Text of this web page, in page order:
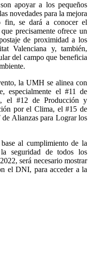
apoyar a los pequeños
novedades para la mejora
fin, se dará a conocer el
precisamente ofrece un
de proximidad a los
Valenciana y, también,
del campo que beneficia
la UMH se alinea con
especialmente el #11 de
el #12 de Producción y
por el Clima, el #15 de
de Alianzas para Lograr los
al cumplimiento de la
seguridad de todos los
será necesario mostrar
el DNI, para acceder a la